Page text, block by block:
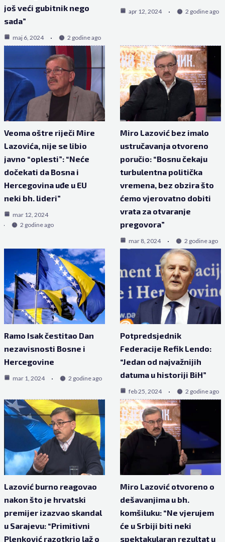
još veći gubitnik nego
sada”
maj 6, 2024 2 godine ago
apr 12, 2024 2 godine ago
Veoma oštre riječi Mire
Lazovića, nije se libio
javno “oplesti”: “Neće
dočekati da Bosna i
Hercegovina uđe u EU
neki bh. lideri”
mar 12, 2024
2 godine ago
Miro Lazović bez imalo
ustručavanja otvoreno
poručio: “Bosnu čekaju
turbulentna politička
vremena, bez obzira što
ćemo vjerovatno dobiti
vrata za otvaranje
pregovora”
mar 8, 2024 2 godine ago
Ramo Isak čestitao Dan
nezavisnosti Bosne i
Hercegovine
mar 1, 2024 2 godine ago
Potpredsjednik
Federacije Refik Lendo:
“Jedan od najvažnijih
datuma u historiji BiH”
feb 25, 2024 2 godine ago
Lazović burno reagovao
nakon što je hrvatski
premijer izazvao skandal
u Sarajevu: “Primitivni
Plenković razotkrio laž o
Miro Lazović otvoreno o
dešavanjima u bh.
komšiluku: “Ne vjerujem
će u Srbiji biti neki
spektakularan rezultat u